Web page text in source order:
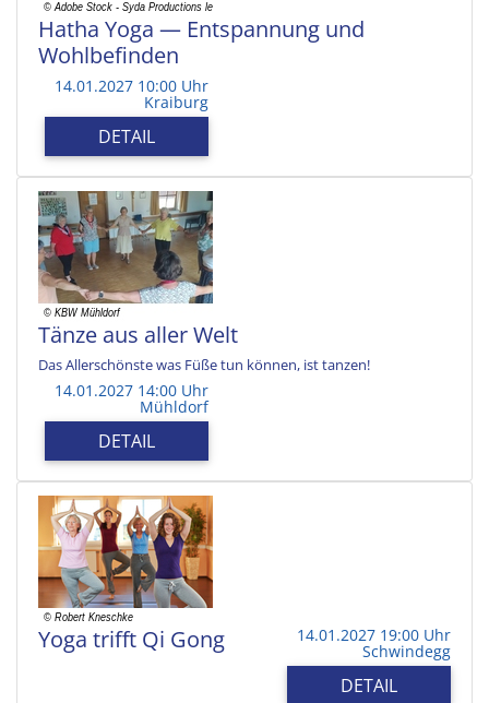
Hatha Yoga — Entspannung und
Wohlbefinden
14.01.2027 10:00 Uhr
Kraiburg
DETAIL
Tänze aus aller Welt
Das Allerschönste was Füße tun können, ist tanzen!
14.01.2027 14:00 Uhr
Mühldorf
DETAIL
Yoga trifft Qi Gong 14.01.2027 19:00 Uhr
Schwindegg
DETAIL